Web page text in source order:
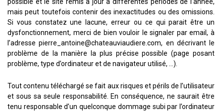
mais peut toutefois contenir des inexactitudes ou des omissions.
Si vous constatez une lacune, erreur ou ce qui parait être un
dysfonctionnement, merci de bien vouloir le signaler par email, à
l’adressemoc.ereiduaivuaetahc@eniotna_erreip, en décrivant le
problème de la manière la plus précise possible (page posant
problème, type d’ordinateur et de navigateur utilisé, …).
Tout contenu téléchargé se fait aux risques et périls de l’utilisateur
et sous sa seule responsabilité. En conséquence, ne saurait être
tenu responsable d’un quelconque dommage subi par l’ordinateur